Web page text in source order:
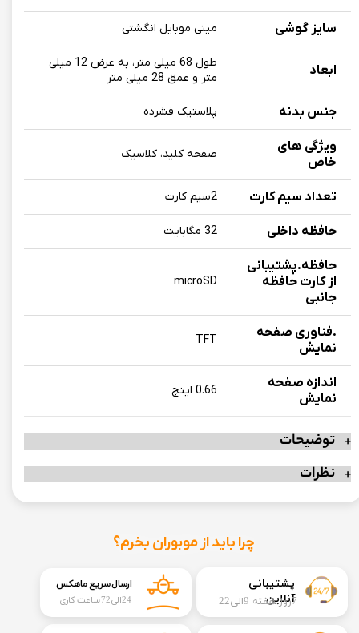
سایز گوشی مینی موبایل انگشتی
ابعاد
طول 68 میلی متر، به عرض 12 میلی
متر و عمق 28 میلی متر
جنس بدنه پلاستیک فشرده
ویژگی های
خاص
صفحه کليد، کلاسيک
تعداد سیم کارت 2سیم کارت
حافظه داخلی 32 مگابایت
حافظه.پشتیبانی
از کارت حافظه
جانبی
microSD
.فناوری صفحه
نمایش
TFT
اندازه صفحه
نمایش
0.66 اینچ
توضیحات
نظرات
​​پشتیبانی
آنلاین7روز هفته 9الی22
چرا باید از موبوران بخرم؟
ارسال سریع ماهکس
24الی72 ساعت کاری